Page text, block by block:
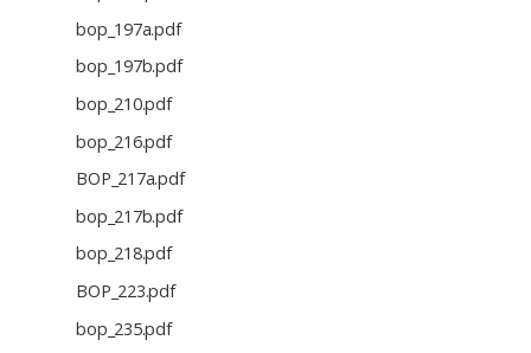
bop_197a.pdf
bop_197b.pdf
bop_210.pdf
bop_216.pdf
BOP_217a.pdf
bop_217b.pdf
bop_218.pdf
BOP_223.pdf
bop_235.pdf